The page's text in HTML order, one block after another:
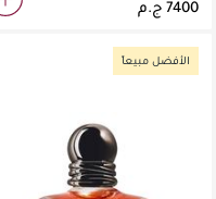
الأفضل مبيعاً